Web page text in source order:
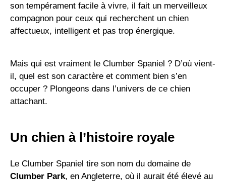
son tempérament facile à vivre, il fait un merveilleux
compagnon pour ceux qui recherchent un chien
affectueux, intelligent et pas trop énergique.
Mais qui est vraiment le Clumber Spaniel ? D’où vient-
il, quel est son caractère et comment bien s’en
occuper ? Plongeons dans l’univers de ce chien
attachant.
Un chien à l’histoire royale
Le Clumber Spaniel tire son nom du domaine de
Clumber Park, en Angleterre, où il aurait été élevé au